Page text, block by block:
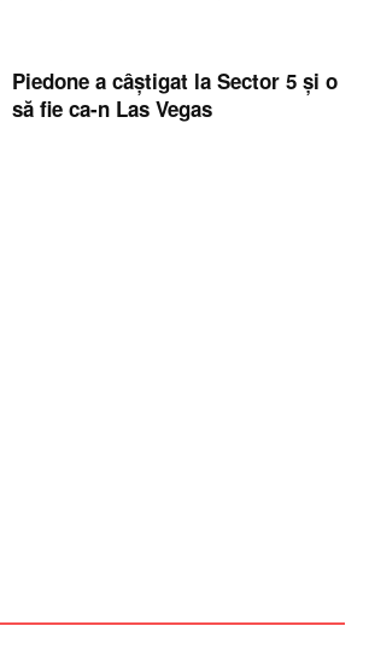
Piedone a câștigat la Sector 5 și o
să fie ca-n Las Vegas